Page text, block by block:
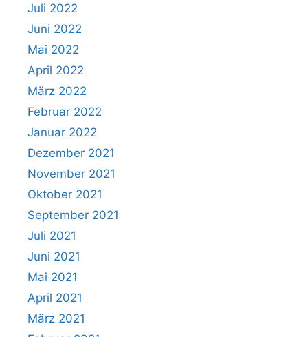
Juli 2022
Juni 2022
Mai 2022
April 2022
März 2022
Februar 2022
Januar 2022
Dezember 2021
November 2021
Oktober 2021
September 2021
Juli 2021
Juni 2021
Mai 2021
April 2021
März 2021